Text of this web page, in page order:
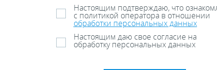
Настоящим подтверждаю, что
с политикой оператора в отношении
обработки персональных данных
Настоящим даю свое согласие на
обработку персональных данных